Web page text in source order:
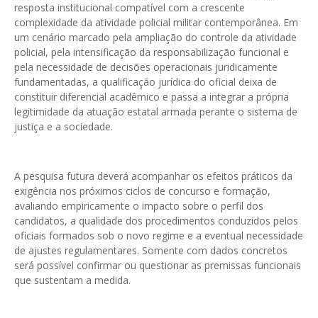
resposta institucional compatível com a crescente
complexidade da atividade policial militar contemporânea. Em
um cenário marcado pela ampliação do controle da atividade
policial, pela intensificação da responsabilização funcional e
pela necessidade de decisões operacionais juridicamente
fundamentadas, a qualificação jurídica do oficial deixa de
constituir diferencial acadêmico e passa a integrar a própria
legitimidade da atuação estatal armada perante o sistema de
justiça e a sociedade.
A pesquisa futura deverá acompanhar os efeitos práticos da
exigência nos próximos ciclos de concurso e formação,
avaliando empiricamente o impacto sobre o perfil dos
candidatos, a qualidade dos procedimentos conduzidos pelos
oficiais formados sob o novo regime e a eventual necessidade
de ajustes regulamentares. Somente com dados concretos
será possível confirmar ou questionar as premissas funcionais
que sustentam a medida.